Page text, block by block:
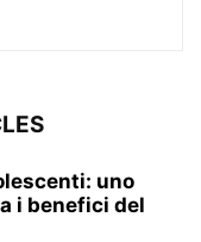
uno
i benefici del